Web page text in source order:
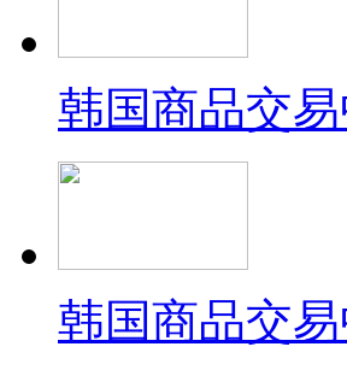
韩国商品交
韩国商品交